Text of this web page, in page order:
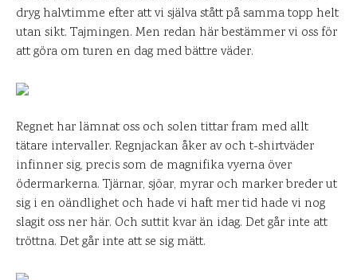
dryg halvtimme efter att vi själva stått på samma topp helt
utan sikt. Tajmingen. Men redan här bestämmer vi oss för
att göra om turen en dag med bättre väder.
Regnet har lämnat oss och solen tittar fram med allt
tätare intervaller. Regnjackan åker av och t-shirtväder
infinner sig, precis som de magnifika vyerna över
ödermarkerna. Tjärnar, sjöar, myrar och marker breder ut
sig i en oändlighet och hade vi haft mer tid hade vi nog
slagit oss ner här. Och suttit kvar än idag. Det går inte att
tröttna. Det går inte att se sig mätt.